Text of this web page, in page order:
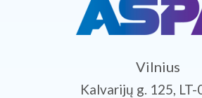
Vilnius
Kalvarijų g. 125,